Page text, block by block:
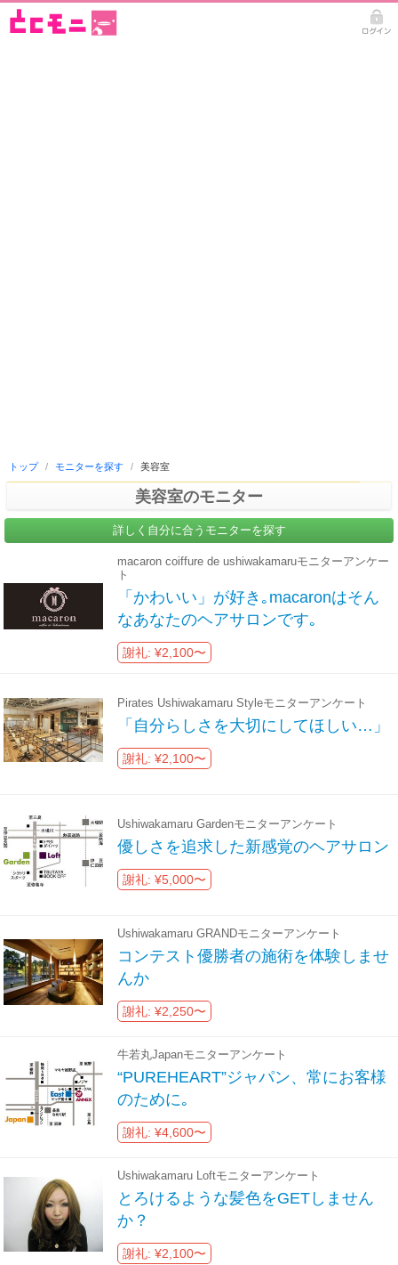
トップ / モニターを探す / 美容室
美容室のモニター
詳しく自分に合うモニターを探す
macaron coiffure de ushiwakamaruモニターアンケー
ト
「かわいい」が好き｡macaronはそん
なあなたのヘアサロンです｡
謝礼: ¥2,100〜
Pirates Ushiwakamaru Styleモニターアンケート
「自分らしさを大切にしてほしい…」
謝礼: ¥2,100〜
Ushiwakamaru Gardenモニターアンケート
優しさを追求した新感覚のヘアサロン
謝礼: ¥5,000〜
Ushiwakamaru GRANDモニターアンケート
コンテスト優勝者の施術を体験しませ
んか
謝礼: ¥2,250〜
牛若丸Japanモニターアンケート
“PUREHEART”ジャパン、常にお客様
のために｡
謝礼: ¥4,600〜
Ushiwakamaru Loftモニターアンケート
とろけるような髪色をGETしません
か？
謝礼: ¥2,100〜